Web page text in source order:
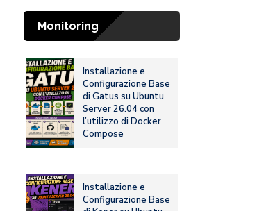
Monitoring
Installazione e
Configurazione Base
di Gatus su Ubuntu
Server 26.04 con
l’utilizzo di Docker
Compose
Installazione e
Configurazione Base